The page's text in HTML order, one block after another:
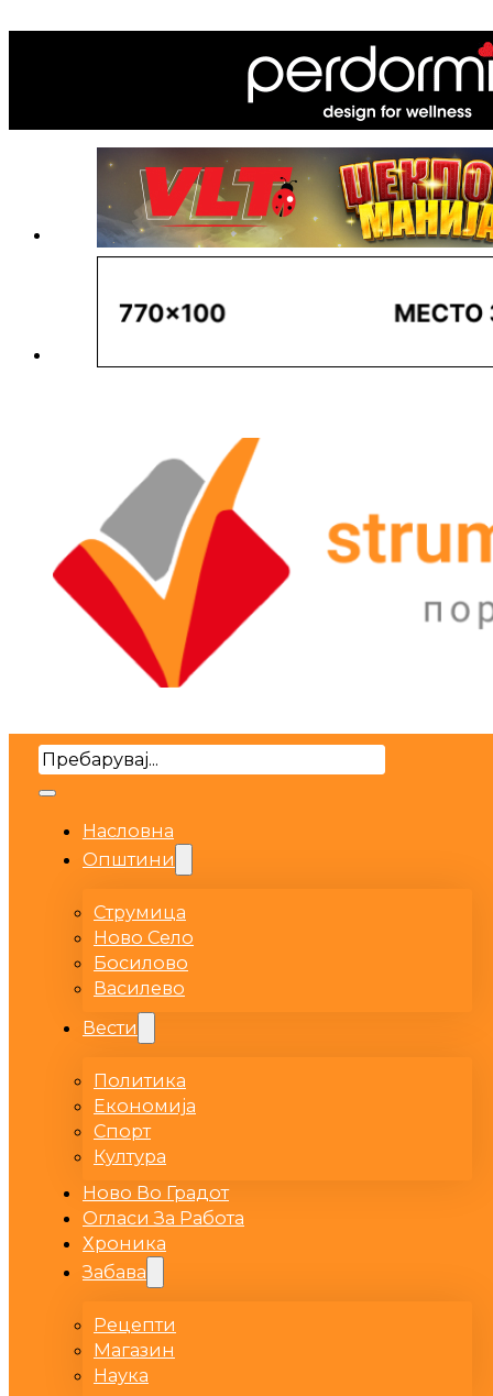
Search
Насловна
Општини
Струмица
Ново Село
Босилово
Василево
Вести
Политика
Економија
Спорт
Култура
Ново Во Градот
Огласи За Работа
Хроника
Забава
Рецепти
Магазин
Наука